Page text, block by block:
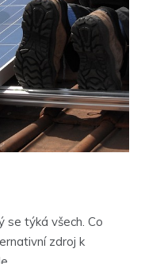
se týká všech. Co
zdroj k